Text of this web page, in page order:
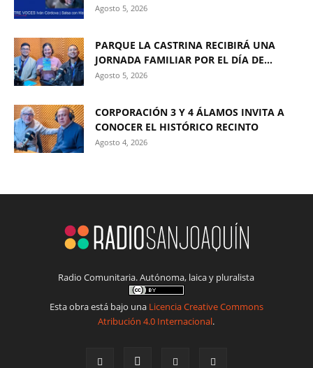
Agosto 5, 2026
PARQUE LA CASTRINA RECIBIRÁ UNA
JORNADA FAMILIAR POR EL DÍA DE...
Agosto 5, 2026
CORPORACIÓN 3 Y 4 ÁLAMOS INVITA A
CONOCER EL HISTÓRICO RECINTO
Agosto 4, 2026
Radio Comunitaria. Autónoma, laica y pluralista
Esta obra está bajo una Licencia Creative Commons
Atribución 4.0 Internacional.